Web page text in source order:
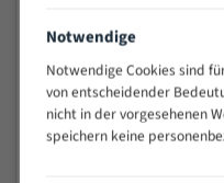
35 - 70
50 - 120
4/6
80 - 180
3/4
130 -
350
2/3
Notwendige
Notwendige Cookies sind
von entscheidender
nicht in der vorgesehenen
speichern keine